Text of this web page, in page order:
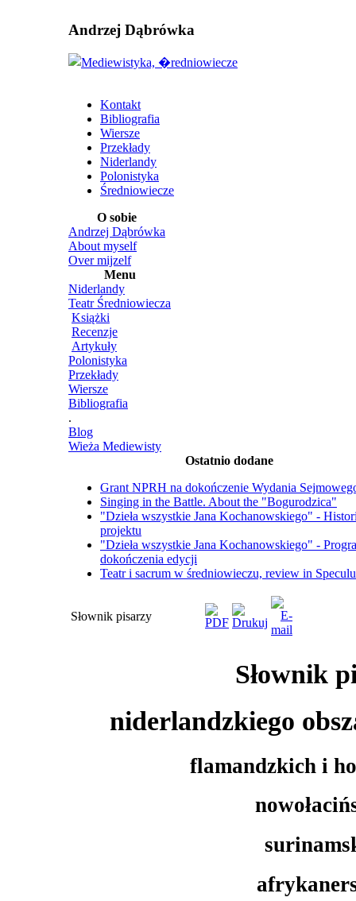
Andrzej Dąbrówka
Kontakt
Bibliografia
Wiersze
Przekłady
Niderlandy
Polonistyka
Średniowiecze
O sobie
Andrzej Dąbrówka
About myself
Over mijzelf
Menu
Niderlandy
Teatr Średniowiecza
Książki
Recenzje
Artykuły
Polonistyka
Przekłady
Wiersze
Bibliografia
.
Blog
Wieża Mediewisty
Ostatnio dodane
Grant NPRH na dokończenie Wydania
Singing in the Battle. About the "Bogurodzica"
"Dzieła wszystkie Jana Kochanowskiego" -
projektu
"Dzieła wszystkie Jana Kochanowskiego" -
dokończenia edycji
Teatr i sacrum w średniowieczu, review in
Słownik pisarzy
Słownik
niderlandzkiego
flamandzkich i